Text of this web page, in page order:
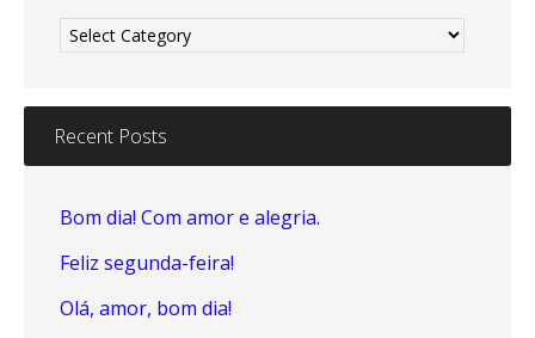
Recent Posts
Bom dia! Com amor e alegria.
Feliz segunda-feira!
Olá, amor, bom dia!